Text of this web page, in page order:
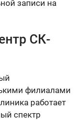
записи на
СК-
филиалами
работает
спектр